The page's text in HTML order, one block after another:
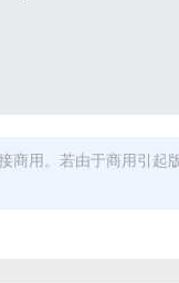
商用。若由于商用引起